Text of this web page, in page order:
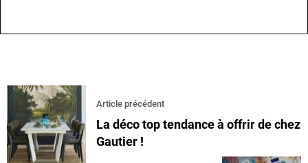
Article précédent
La déco top tendance à offrir de chez
Gautier !